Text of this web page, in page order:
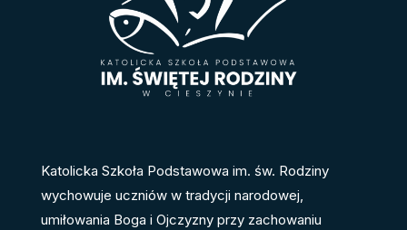
Katolicka Szkoła Podstawowa im. św. Rodziny
wychowuje uczniów w tradycji narodowej,
umiłowania Boga i Ojczyzny przy zachowaniu